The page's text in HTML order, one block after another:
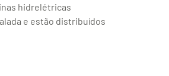
hidrelétricas
e estão distribuídos